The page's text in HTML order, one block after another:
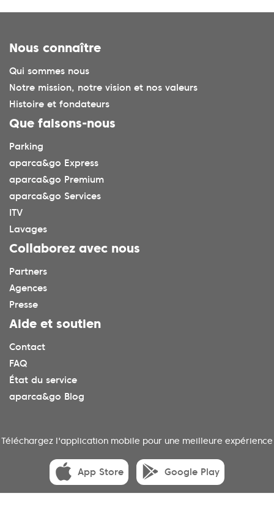
Nous connaître
Qui sommes nous
Notre mission, notre vision et nos valeurs
Histoire et fondateurs
Que faisons-nous
Parking
aparca&go Express
aparca&go Premium
aparca&go Services
ITV
Lavages
Collaborez avec nous
Partners
Agences
Presse
Aide et soutien
Contact
FAQ
État du service
aparca&go Blog
Téléchargez l'application mobile pour une meilleure expérience
App Store Google Play